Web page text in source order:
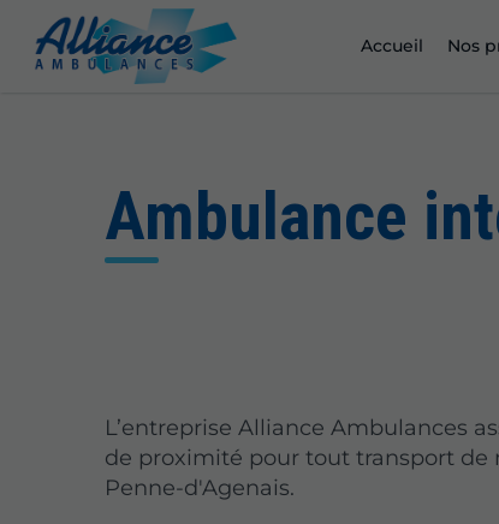
Accueil Nos
Ambulance
L’entreprise Alliance Ambulances
de proximité pour tout transport de
Penne-d'Agenais.